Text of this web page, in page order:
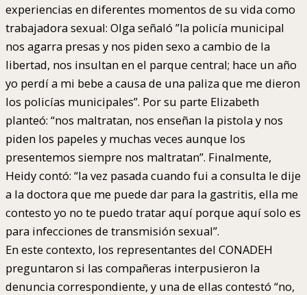
experiencias en diferentes momentos de su vida como
trabajadora sexual: Olga señaló ”la policía municipal
nos agarra presas y nos piden sexo a cambio de la
libertad, nos insultan en el parque central; hace un año
yo perdí a mi bebe a causa de una paliza que me dieron
los policías municipales”. Por su parte Elizabeth
planteó: “nos maltratan, nos enseñan la pistola y nos
piden los papeles y muchas veces aunque los
presentemos siempre nos maltratan”. Finalmente,
Heidy contó: “la vez pasada cuando fui a consulta le dije
a la doctora que me puede dar para la gastritis, ella me
contesto yo no te puedo tratar aquí porque aquí solo es
para infecciones de transmisión sexual”.
En este contexto, los representantes del CONADEH
preguntaron si las compañeras interpusieron la
denuncia correspondiente, y una de ellas contestó “no,